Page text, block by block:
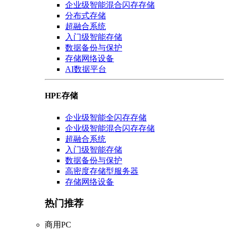
企业级智能混合闪存存储
分布式存储
超融合系统
入门级智能存储
数据备份与保护
存储网络设备
AI数据平台
HPE存储
企业级智能全闪存存储
企业级智能混合闪存存储
超融合系统
入门级智能存储
数据备份与保护
高密度存储型服务器
存储网络设备
热门推荐
商用PC